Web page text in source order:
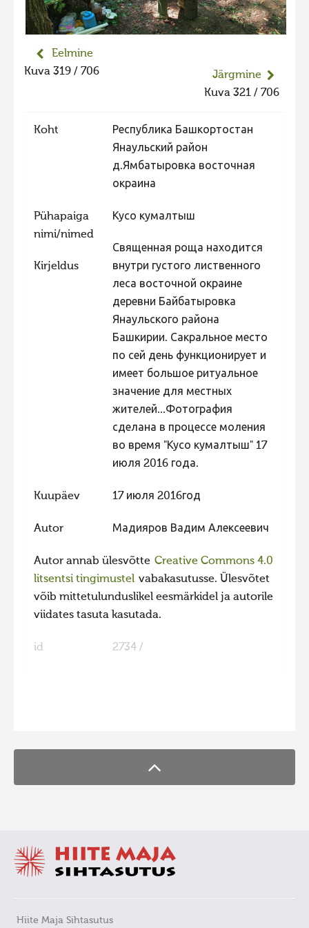
Eelmine
Kuva 319 / 706
Järgmine
Kuva 321 / 706
Koht
Республика Башкортостан
Янаульский район
д.Ямбатыровка восточная
окраина
Pühapaiga
nimi/nimed
Кусо кумалтыш
Kirjeldus
Священная роща находится
внутри густого лиственного
леса восточной окраине
деревни Байбатыровка
Янаульского района
Башкирии. Сакральное место
по сей день функционирует и
имеет большое ритуальное
значение для местных
жителей...Фотография
сделана в процессе моления
во время "Кусо кумалтыш" 17
июля 2016 года.
Kuupäev 17 июля 2016год
Autor Мадияров Вадим Алексеевич
Autor annab ülesvõtte Creative Commons 4.0
litsentsi tingimustel vabakasutusse. Ülesvõtet
võib mittetulunduslikel eesmärkidel ja autorile
viidates tasuta kasutada.
id 2734 /
Hiite Maja Sihtasutus